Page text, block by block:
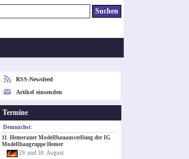
RSS-Newsfeed
Artikel einsenden
Termine
Demnächst:
11. Hemeraner Modellbauausstellung der IG
Modellbaugruppe Hemer
29. und 30. August